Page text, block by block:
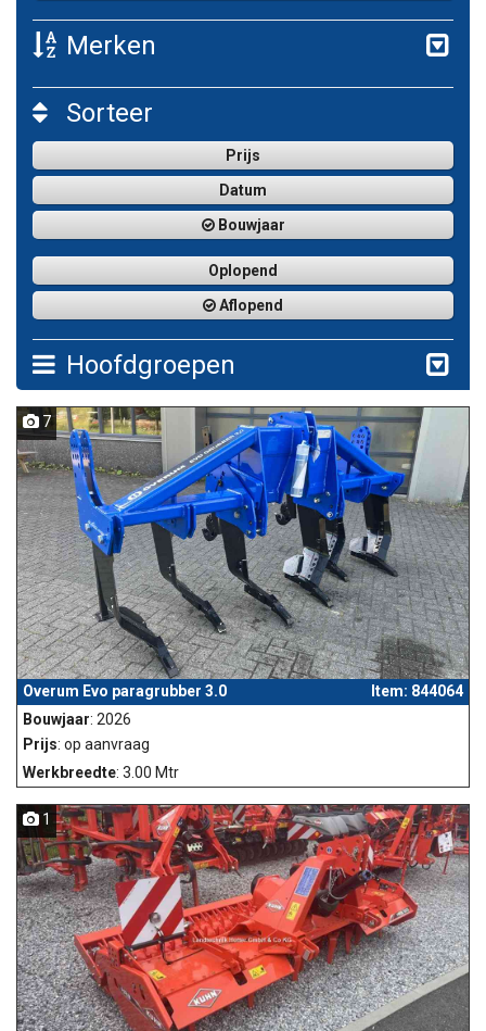
Merken
Sorteer
Prijs
Datum
Bouwjaar
Oplopend
Aflopend
Hoofdgroepen
7
Overum Evo paragrubber 3.0
Item: 844064
Bouwjaar: 2026
Prijs: op aanvraag
Werkbreedte: 3.00 Mtr
1